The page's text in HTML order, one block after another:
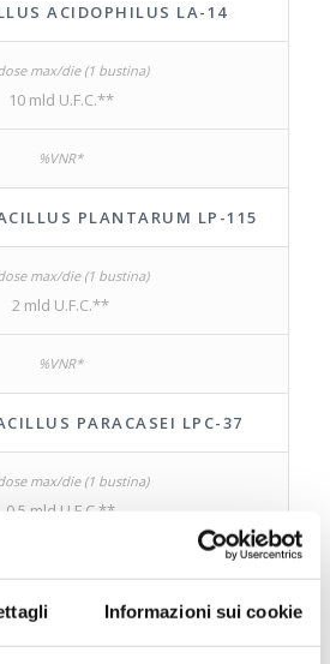
Informazioni sui cookie
ACIDOPHILUS LA-14
10 mld U.F.C.**
PLANTARUM LP-115
2 mld U.F.C.**
PARACASEI LPC-37
0,5 mld U.F.C.**
VITAMINA B6